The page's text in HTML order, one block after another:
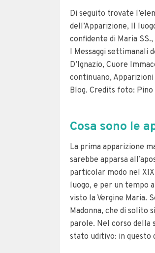
Di seguito trovate
dell’Apparizione, Il
confidente di Maria
I Messaggi settimanali
D’Ignazio, Cuore
continuano, Apparizioni
Blog. Credits foto:
Cosa sono le
La prima apparizione
sarebbe apparsa
particolar modo nel
luogo, e per un tempo
visto la Vergine Maria.
Madonna, che di solito
parole. Nel corso della
stato uditivo: in questo